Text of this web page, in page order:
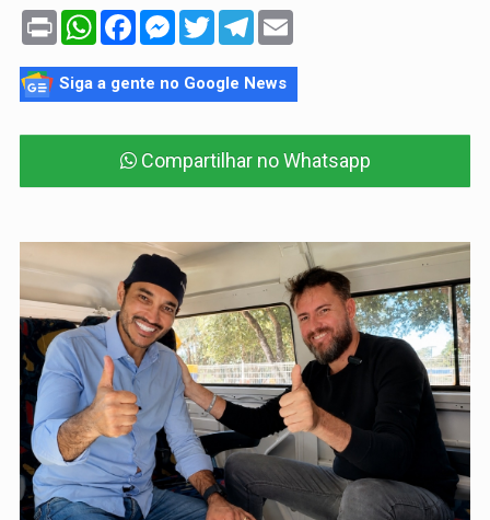
Print WhatsAppFacebookMessenger
TwitterTelegram
Siga a gente no Google News
Compartilhar no Whatsapp